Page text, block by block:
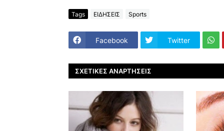
Tags ΕΙΔΗΣΕΙΣ Sports
Facebook Twitter
ΣΧΕΤΙΚΈΣ ΑΝΑΡΤΉΣΕΙΣ